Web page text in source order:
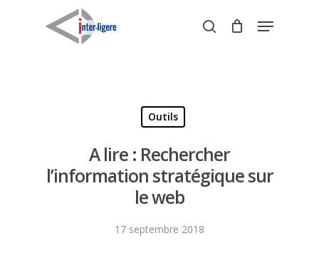
search
Menu
Outils
A lire : Rechercher
l’information stratégique sur
le web
17 septembre 2018